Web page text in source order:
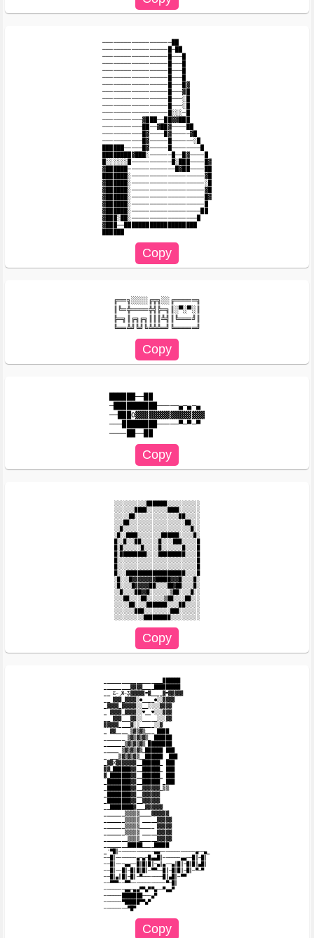
───────────────────██
──────────────────█─██
──────────────────█───█
──────────────────█───█
──────────────────█───█
──────────────────█───█
──────────────────█───█▓
──────────────────█───▓█
──────────────────█───░█
──────────────────█───░█
──────────────────█░░░─█
───────────▓███──██▓▓███
───────────██──▓██▓────██
───────────█▓────█▓─────▓█
───────────█▓─────█──────░█
██████─────█▓─────█────────█
████████▓███░──────█──█▓────█
█░░░░░░█───────────█░███────█▓
▓██████─────────────█▓██────██
███████░────────────────────▓█
▓██████░────────────────────░█
▓██████░────────────────────▓█
▓██████░────────────────────█▓
▓██████░────────────────────█
▓██████░───────────────────██
▓███░██░──────────────────█
▓███──████████████████████
╔══╗░░░░╔╦╗░░╔═════╗
║╚═╬════╬╣╠═╗║░▀░▀░║
╠═╗║╔╗╔╗║║║╩╣║╚═══╝║
██████──██
─██████████─────▄─▄─▄
──███O▓▓▓▓▓▓▓▓▓▓▓▓▓▓▓▓
───████████─────▀─▀─▀
░░░░░░░░░░░███████░░░░░░░░░░░
░░░░░░░████░░░░░░░████░░░░░░░
░░░░░██░░░░░░░░░░░░░░░██░░░░░
░░░██░░░░░░░░░░░░░░░░░░░██░░░
░░█░░░░░░░░░░░░░░░░░░░░░░░█░░
░█░░████░░░░░░░░██████░░░░░█░
█░░█░░░██░░░░░░█░░░░███░░░░░█
█░█░░░░░░█░░░░░█░░░░░░░█░░░░█
█░█████████░░░░█████████░░░░█
█░░░░░░░░░░░░░░░░░░░░░░░░░░░█
█░░░░░░░░░░░░░░░░░░░░░░░░░░░█
█░░░████████████████████░░░░█
░█░░░█▓▓▓▓▓▓▓▓█████▓▓▓█░░░░█░
░█░░░░█▓▓▓▓▓██░░░░██▓██░░░░█░
░░█░░░░██▓▓█░░░░░░░▒██░░░░█░░
░░░██░░░░██░░░░░░▒██░░░░██░░░
░░░░░██░░░░███████░░░░██░░░░░
░░░░░░░███░░░░░░░░░███░░░░░░░
░░░░░░░░░░█████████░░░░░░░░░░
_________▓▓▓▓____█████████
__ Ƹ̵̡Ӝ̵̨̄Ʒ▓▓▓▓▓=▓____▓=▓▓▓▓▓
__ ▓▓▓_▓▓▓▓░●____●░░▓▓▓▓
_▓▓▓▓_▓▓▓▓▓░░__░░░░▓▓▓▓
_ ▓▓▓▓_▓▓▓▓░░♥__♥░░░▓▓▓
__ ▓▓▓___▓▓░░_____░░░▓▓
▓▓▓▓▓____▓░░_____░░▓
_ ▓▓____ ▒▓▒▓▒___ ████
_______ ▒▓▒▓▒▓▒_ ██████
_______▒▓▒▓▒▓▒ ████████
_____ ▒▓▒▓▒▓▒_██████ ███
_ ___▒▓▒▓▒▓▒__██████ _███
_▓▓X▓▓▓▓▓▓▓__██████_ ███
▓▓_██████▓▓__██████_ ███
▓_███████▓▓__██████_ ███
_████████▓▓__██████ _███
_████████▓▓__▓▓▓▓▓▓_▒▒
_████████▓▓__▓▓▓▓▓▓
_████████▓▓__▓▓▓▓▓▓
__████████▓___▓▓▓▓▓▓
_______▒▒▒▒▒____▓▓▓▓▓▓
_______▒▒▒▒▒ _____▓▓▓▓▓
_______▒▒▒▒▒_____ ▓▓▓▓▓
_______▒▒▒▒▒ _____▓▓▓▓▓
________▒▒▒▒______▓▓▓▓▓
_'▀█║────────────▄▄───────────​─▄──▄_
──█║───────▄─▄─█▄▄█║──────▄▄──​█║─█║
──█║───▄▄──█║█║█║─▄║▄──▄║█║─█║​█║▄█║
──█║──█║─█║█║█║─▀▀──█║─█║█║─█║​─▀─▀
──█║▄║█║─█║─▀───────█║▄█║─▀▀
──▀▀▀──▀▀────────────▀─█║
───────▄▄─▄▄▀▀▄▀▀▄──▀▄▄▀
──────███████───▄▀
──────▀█████▀▀▄▀
────────▀█▀